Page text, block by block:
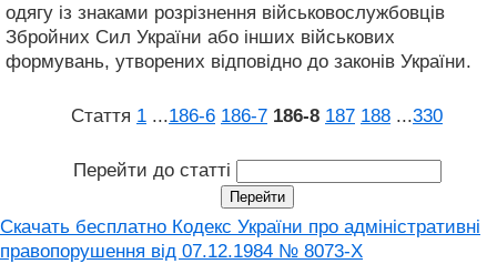
одягу із знаками розрізнення військовослужбовців
Збройних Сил України або інших військових
формувань, утворених відповідно до законів України.
Стаття 1 ...186‑6 186‑7 186‑8 187 188 ...330
Перейти до статті
Скачать бесплатно Кодекс України про адміністративні
правопорушення вiд 07.12.1984 № 8073-X